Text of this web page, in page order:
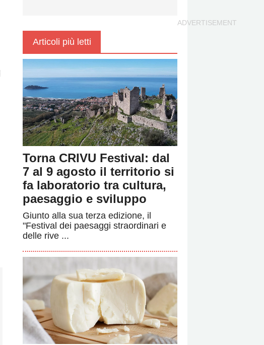
Articoli più letti
Torna CRIVU Festival: dal
7 al 9 agosto il territorio si
fa laboratorio tra cultura,
paesaggio e sviluppo
Giunto alla sua terza edizione, il
"Festival dei paesaggi straordinari e
delle rive ...